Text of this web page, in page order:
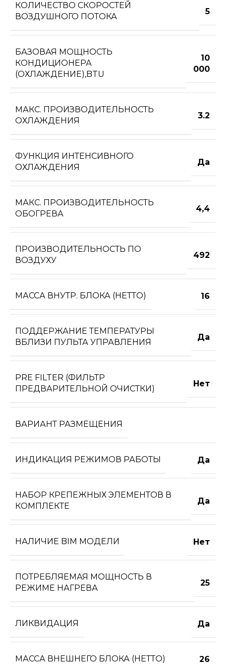
КОЛИЧЕСТВО СКОРОСТЕЙ
ВОЗДУШНОГО ПОТОКА
5
БАЗОВАЯ МОЩНОСТЬ
КОНДИЦИОНЕРА
(ОХЛАЖДЕНИЕ),BTU
10
000
МАКС. ПРОИЗВОДИТЕЛЬНОСТЬ
ОХЛАЖДЕНИЯ
3.2
ФУНКЦИЯ ИНТЕНСИВНОГО
ОХЛАЖДЕНИЯ
Да
МАКС. ПРОИЗВОДИТЕЛЬНОСТЬ
ОБОГРЕВА
4,4
ПРОИЗВОДИТЕЛЬНОСТЬ ПО
ВОЗДУХУ
492
МАССА ВНУТР. БЛОКА (НЕТТО) 16
ПОДДЕРЖАНИЕ ТЕМПЕРАТУРЫ
ВБЛИЗИ ПУЛЬТА УПРАВЛЕНИЯ
Да
PRE FILTER (ФИЛЬТР
ПРЕДВАРИТЕЛЬНОЙ ОЧИСТКИ)
Нет
ВАРИАНТ РАЗМЕЩЕНИЯ
ИНДИКАЦИЯ РЕЖИМОВ РАБОТЫ Да
НАБОР КРЕПЕЖНЫХ ЭЛЕМЕНТОВ В
КОМПЛЕКТЕ
Да
НАЛИЧИЕ BIM МОДЕЛИ Нет
ПОТРЕБЛЯЕМАЯ МОЩНОСТЬ В
РЕЖИМЕ НАГРЕВА
25
ЛИКВИДАЦИЯ Да
МАССА ВНЕШНЕГО БЛОКА (НЕТТО) 26